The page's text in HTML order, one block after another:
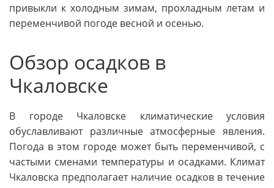
привыкли к холодным зимам, прохладным летам и
переменчивой погоде весной и осенью.
Обзор осадков в
Чкаловске
В городе Чкаловске климатические условия
обуславливают различные атмосферные явления.
Погода в этом городе может быть переменчивой, с
частыми сменами температуры и осадками. Климат
Чкаловска предполагает наличие осадков в течение